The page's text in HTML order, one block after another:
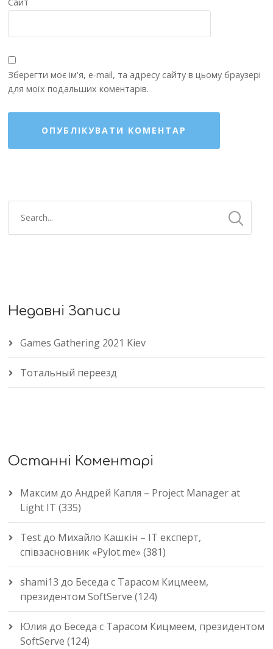
Зберегти моє ім'я, e-mail, та адресу сайту в цьому браузері
для моїх подальших коментарів.
Недавні Записи
Games Gathering 2021 Kiev
Тотальный переезд
Останні Коментарі
Максим доАндрей Капля – Project Manager at
Light IT (335)
Testдо Михайло Кашкін – IT експерт,
співзасновник «Pylot.me» (381)
shami13 до Беседа с Тарасом Кицмеем,
президентом SoftServe (124)
Юлия до Беседа с Тарасом Кицмеем, президентом
SoftServe (124)